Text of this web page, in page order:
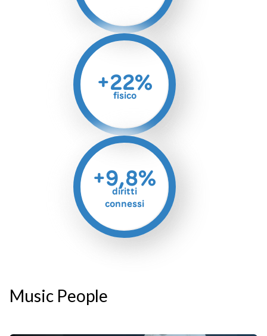
+22%
fisico
+9,8%
diritti
connessi
Music People